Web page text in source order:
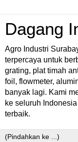
Dagang
Agro Industri
terpercaya untuk
grating, plat timah
foil, flowmeter,
banyak lagi. Kami
ke seluruh
terbaik.